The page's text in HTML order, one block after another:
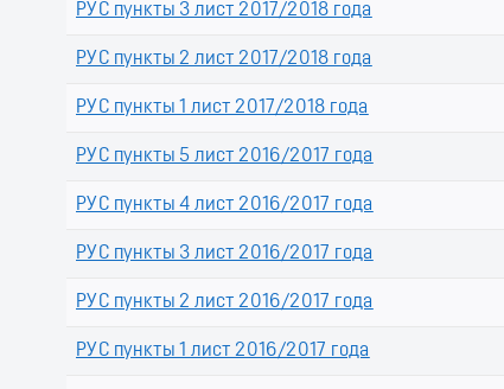
РУС пункты 3 лист 2017/2018 года
РУС пункты 2 лист 2017/2018 года
РУС пункты 1 лист 2017/2018 года
РУС пункты 5 лист 2016/2017 года
РУС пункты 4 лист 2016/2017 года
РУС пункты 3 лист 2016/2017 года
РУС пункты 2 лист 2016/2017 года
РУС пункты 1 лист 2016/2017 года